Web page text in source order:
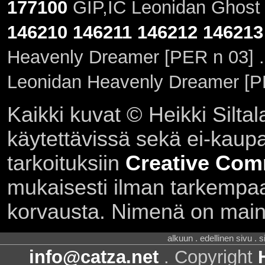
177100 GIP,IC Leonidan
146210 146211 146212 146213
Heavenly Dreamer [PER n 03]
Leonidan Heavenly Dreamer
Kaikki kuvat © Heikki
käytettävissä sekä ei-
tarkoituksiin Creative
mukaisesti ilman
korvausta. Nimenä on
alkuun . edellinen sivu .
info@catza.net . Copyright